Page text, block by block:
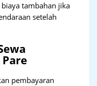
tambahan jika
setelah
pembayaran